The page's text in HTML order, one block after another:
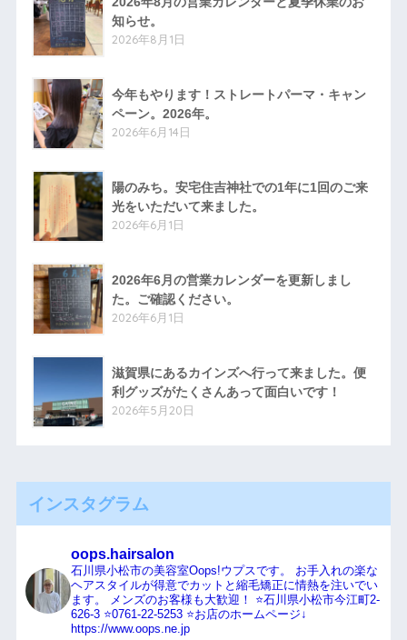
知らせ。
2026年8月1日
今年もやります！ストレートパーマ・キャン
ペーン。2026年。
2026年6月14日
陽のみち。安宅住吉神社での1年に1回のご来
光をいただいて来ました。
2026年6月1日
2026年6月の営業カレンダーを更新しまし
た。ご確認ください。
2026年6月1日
滋賀県にあるカインズへ行って来ました。便
利グッズがたくさんあって面白いです！
2026年5月20日
インスタグラム
oops.hairsalon
石川県小松市の美容室Oops!ウプスです。
お手入れの楽な
ヘアスタイルが得意でカットと縮毛矯正に情熱を注いでい
ます。
メンズのお客様も大歓迎！
⭐️石川県小松市今江町2-
626-3⭐️0761-22-5253⭐️お店のホームページ↓
https://www.oops.ne.jp